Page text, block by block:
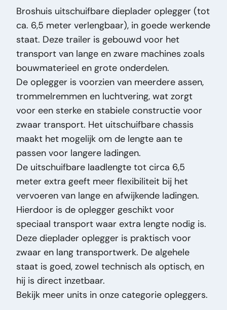
Freiné:J
Hauteur:170
Largeur:250
Longueur:1.160
Plaque d'immatriculation:QBD770
Charge utile (kg):30780
Pays:be
Largeur de bande de roulement:235
Masse (kg):7.220
Marque:Broshuis
Modèle original:E/2190/27 - 6.5 Meters
Extendable
Type de prix:VastePrijs
État général:Bon
État optique:Moyen
État technique:Bon
Titre: Broshuis E/2190/27 - 6.5 Meters
Extendable Broshuis E2190/27 Dieplader – 6.5
Meter Uitschuifbaar – 3 Assen SAF –
Luchtvering - Trommelremmen PM2820
Ajout: Broshuis E2190/27 Dieplader – 6.5
Broshuis uitschuifbare dieplader oplegger (tot
ca. 6,5 meter verlengbaar), in goede werkende
staat. Deze trailer is gebouwd voor het
transport van lange en zware machines zoals
bouwmaterieel en grote onderdelen.
De oplegger is voorzien van meerdere assen,
trommelremmen en luchtvering, wat zorgt
voor een sterke en stabiele constructie voor
zwaar transport. Het uitschuifbare chassis
maakt het mogelijk om de lengte aan te
passen voor langere ladingen.
De uitschuifbare laadlengte tot circa 6,5
meter extra geeft meer flexibiliteit bij het
vervoeren van lange en afwijkende ladingen.
Hierdoor is de oplegger geschikt voor
speciaal transport waar extra lengte nodig is.
Deze dieplader oplegger is praktisch voor
zwaar en lang transportwerk. De algehele
staat is goed, zowel technisch als optisch, en
hij is direct inzetbaar.
Bekijk meer units in onze categorie opleggers.